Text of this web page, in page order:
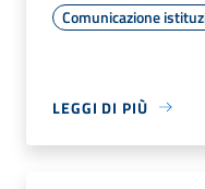
Comunicazione
LEGGI DI PIÙ